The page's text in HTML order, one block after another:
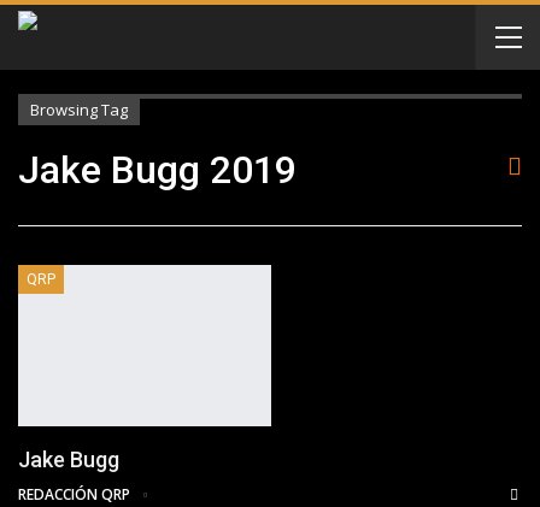
Browsing Tag
Jake Bugg 2019
QRP
Jake Bugg
REDACCIÓN QRP